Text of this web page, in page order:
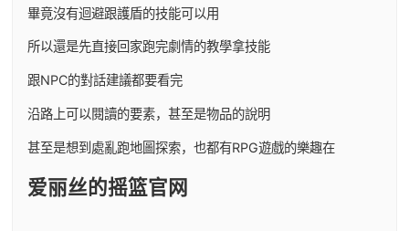
畢竟沒有迴避跟護盾的技能可以用
所以還是先直接回家跑完劇情的教學拿技能
跟NPC的對話建議都要看完
沿路上可以閱讀的要素，甚至是物品的說明
甚至是想到處亂跑地圖探索，也都有RPG遊戲的樂趣在
爱丽丝的摇篮官网